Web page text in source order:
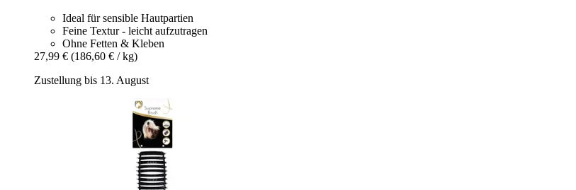
Ideal für sensible Hautpartien
Feine Textur - leicht aufzutragen
Ohne Fetten & Kleben
27,99 € (186,60 € / kg)
Zustellung bis 13. August